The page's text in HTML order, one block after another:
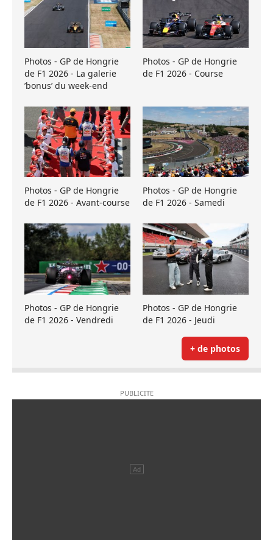
Photos - GP de Hongrie
de F1 2026 - La galerie
’bonus’ du week-end
Photos - GP de Hongrie
de F1 2026 - Course
Photos - GP de Hongrie
de F1 2026 - Avant-course
Photos - GP de Hongrie
de F1 2026 - Samedi
Photos - GP de Hongrie
de F1 2026 - Vendredi
Photos - GP de Hongrie
de F1 2026 - Jeudi
+ de photos